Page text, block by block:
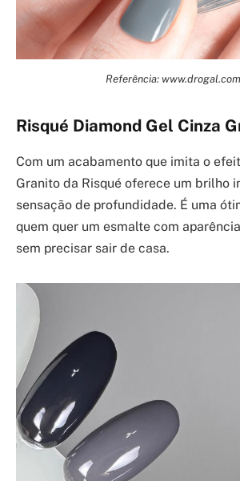
Referência:
Risqué Diamond Gel Cinza
Com um acabamento que imita o
Granito da Risqué oferece um brilho
sensação de profundidade. É uma
quem quer um esmalte com
sem precisar sair de casa.